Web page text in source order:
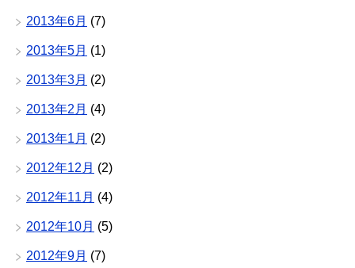
2013年6月 (7)
2013年5月 (1)
2013年3月 (2)
2013年2月 (4)
2013年1月 (2)
2012年12月 (2)
2012年11月 (4)
2012年10月 (5)
2012年9月 (7)